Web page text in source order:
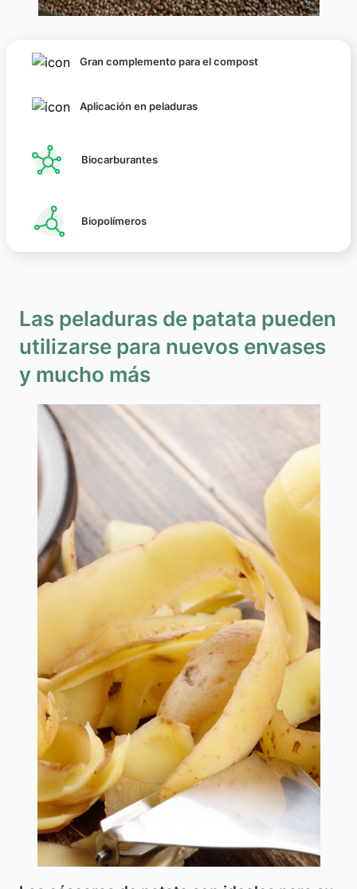
Gran complemento para el compost
Aplicación en peladuras
Biocarburantes
Biopolímeros
Las peladuras de patata pueden
utilizarse para nuevos envases
y mucho más